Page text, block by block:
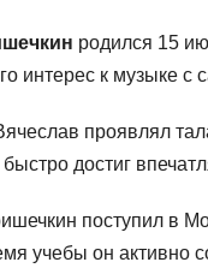
родился 15
интерес к музыке с
проявлял
достиг
поступил в
учебы он активно